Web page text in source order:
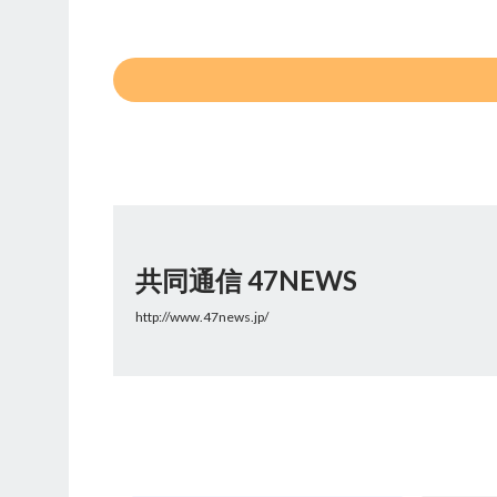
共同通信 47NEWS
http://www.47news.jp/